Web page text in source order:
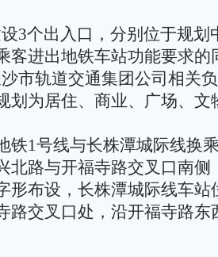
个出入口，分别位于规划
客进出地铁车站功能要求的
市轨道交通集团公司相关
划为居住、商业、广场、文
1号线与长株潭城际线换
北路与开福寺路交叉口南侧
形布设，长株潭城际线车站
路交叉口处，沿开福寺路东